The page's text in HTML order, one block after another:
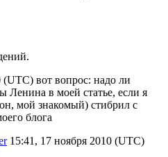
(UTC) вот вопрос: надо ли
Ленина в моей статье, если я
мой знакомый) стибрил с
блога
15:41, 17 ноября 2010 (UTC)